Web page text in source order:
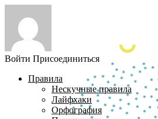
Войти Присоединиться
Правила
Нескучные правила
Лайфхаки
Орфография